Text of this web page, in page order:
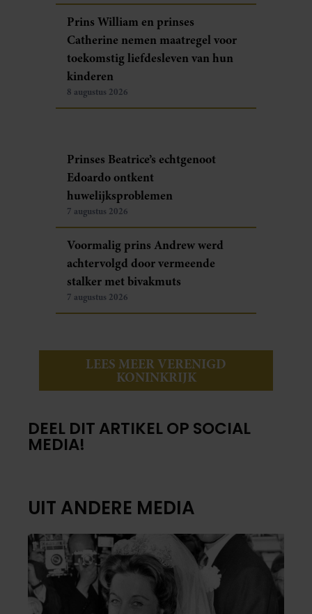
Prins William en prinses
Catherine nemen maatregel voor
toekomstig liefdesleven van hun
kinderen
8 augustus 2026
Prinses Beatrice’s echtgenoot
Edoardo ontkent
huwelijksproblemen
7 augustus 2026
Voormalig prins Andrew werd
achtervolgd door vermeende
stalker met bivakmuts
7 augustus 2026
LEES MEER VERENIGD
KONINKRIJK
DEEL DIT ARTIKEL OP SOCIAL
MEDIA!
UIT ANDERE MEDIA